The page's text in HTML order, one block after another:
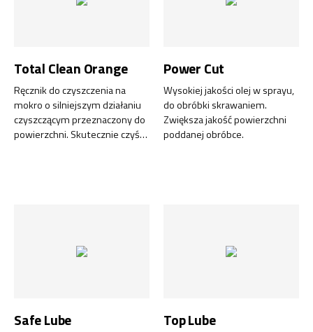
Total Clean Orange
Ręcznik do czyszczenia na
mokro o silniejszym działaniu
czyszczącym przeznaczony do
powierzchni. Skutecznie czyści
Power Cut
Wysokiej jakości olej w sprayu,
do obróbki skrawaniem.
Zwiększa jakość powierzchni
poddanej obróbce.
Safe Lube Top Lube